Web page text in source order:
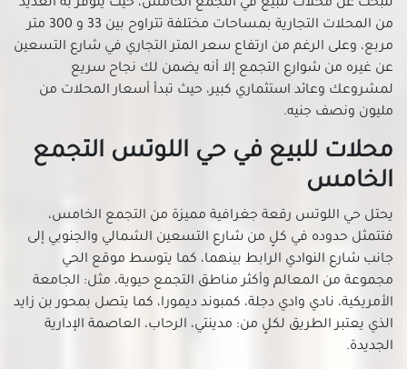
محلات للبيع في حلمية الزيتون
محلات للبيع في حلوان
محلات للبيع في حمامات القبة
محلات للبيع في حي السفارات بمدينة نصر
محلات للبيع في دريم لاند
محلات للبيع في زهراء المعادي
محلات للبيع في زهراء مدينة نصر
محلات للبيع في سراي القبة
محلات للبيع في سيليا طلعت مصطفي
محلات للبيع في شارع الطيران بمدينة نصر
للبحث عن محلات للبيع في التجمع الخامس، حيث يتوفر به العديد
من المحلات التجارية بمساحات مختلفة تتراوح بين 33 و 300 متر
مربع، وعلى الرغم من ارتفاع سعر المتر التجاري في شارع التسعين
عن غيره من شوارع التجمع إلا أنه يضمن لك نجاح سريع
لمشروعك وعائد استثماري كبير، حيث تبدأ أسعار المحلات من
مليون ونصف جنيه.
محلات للبيع في حي اللوتس التجمع
الخامس
يحتل حي اللوتس رقعة جغرافية مميزة من التجمع الخامس،
فتتمثل حدوده في كلٍ من شارع التسعين الشمالي والجنوبي إلى
جانب شارع النوادي الرابط بينهما، كما يتوسط موقع الحي
مجموعة من المعالم وأكثر مناطق التجمع حيوية، مثل: الجامعة
الأمريكية، نادي وادي دجلة، كمبوند ديمورا، كما يتصل بمحور بن زايد
الذي يعتبر الطريق لكلٍ من: مدينتي، الرحاب، العاصمة الإدارية
الجديدة.